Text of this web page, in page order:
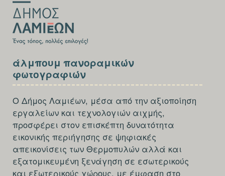
SECTION
FOOTER-
THIRD
άλμπουμ πανοραμικών
φωτογραφιών
Ο Δήμος Λαμιέων, μέσα από την αξιοποίηση
εργαλείων και τεχνολογιών αιχμής,
προσφέρει στον επισκέπτη δυνατότητα
εικονικής περιήγησης σε ψηφιακές
απεικονίσεις των Θερμοπυλών αλλά και
εξατομικευμένη ξενάγηση σε εσωτερικούς
και εξωτερικούς χώρους, με έμφαση στο